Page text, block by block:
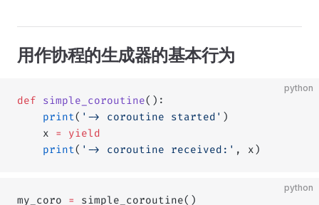
用作协程的生成器的基本行为
python
def simple_coroutine():
    print
( '-> coroutine started' )
    x
=
yield
    print
( '-> coroutine received:' , x)
python
my_coro =
simple_coroutine()